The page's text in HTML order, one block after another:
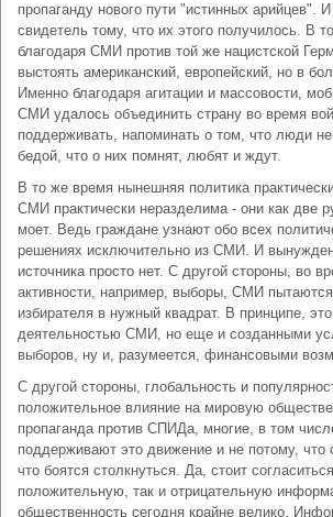
пропаганду нового пути "истинных
свидетель тому, что их этого получилось. В
благодаря СМИ против той же нацистской
выстоять американский, европейский, но в
Именно благодаря агитации и массовости,
СМИ удалось объединить страну во время
поддерживать, напоминать о том, что люди
бедой, что о них помнят, любят и ждут.
В то же время нынешняя политика
СМИ практически неразделима - они как две
моет. Ведь граждане узнают обо всех
решениях исключительно из СМИ. И
источника просто нет. С другой стороны, во
активности, например, выборы, СМИ пытаются
избирателя в нужный квадрат. В принципе,
деятельностью СМИ, но еще и созданными
выборов, ну и, разумеется, финансовыми
С другой стороны, глобальность и
положительное влияние на мировую
пропаганда против СПИДа, многие, в том
поддерживают это движение и не потому, что
что боятся столкнуться. Да, стоит
положительную, так и отрицательную
общественность сегодня крайне велико.